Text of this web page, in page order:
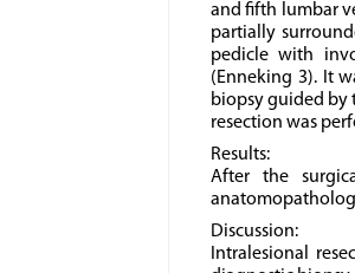
and fifth lumbar
partially
pedicle with
(Enneking 3). It
biopsy guided by
resection was
Results:
After the
Discussion:
Intralesional